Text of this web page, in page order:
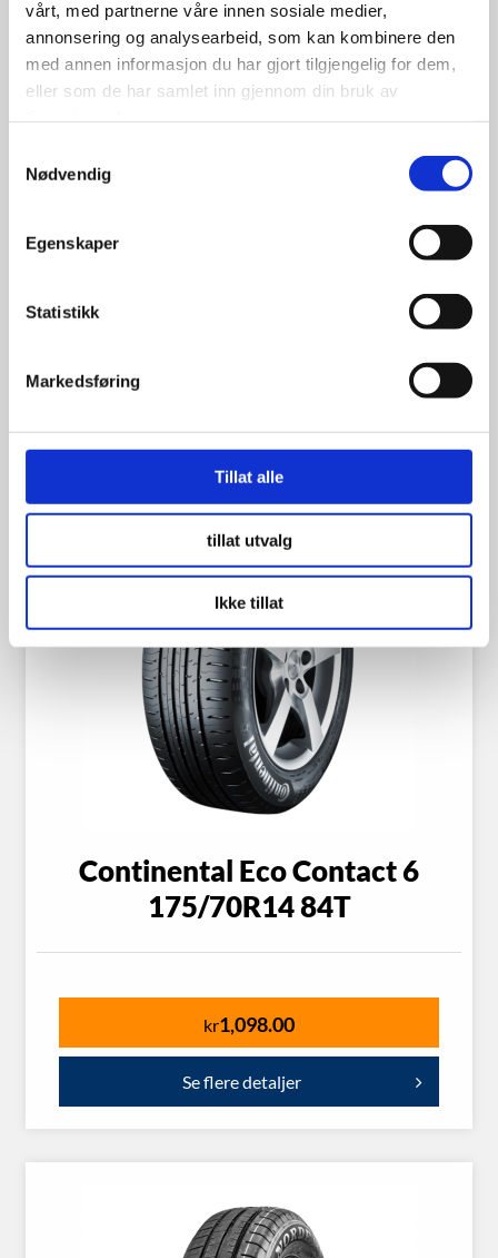
vårt, med partnerne våre innen sosiale medier,
annonsering og analysearbeid, som kan kombinere den
med annen informasjon du har gjort tilgjengelig for dem,
eller som de har samlet inn gjennom din bruk av
Nødvendig
Egenskaper
Statistikk
Markedsføring
Tillat alle
tillat utvalg
Ikke tillat
Continental Eco Contact 6
175/70R14 84T
kr1,098.00
Se flere detaljer